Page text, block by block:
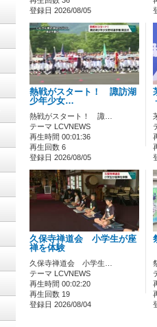
登録日 2026/08/05
熱戦がスタート！ 諏訪湖
少年少女…
熱戦がスタート！ 諏…
テーマ LCVNEWS
再生時間 00:01:36
再生回数 6
登録日 2026/08/05
久保寺禅道会 小学生が座
禅を体験
久保寺禅道会 小学生…
テーマ LCVNEWS
再生時間 00:02:20
再生回数 19
登録日 2026/08/04